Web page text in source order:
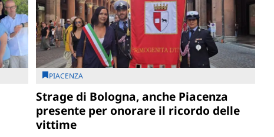
PIACENZA
Strage di Bologna, anche Piacenza
presente per onorare il ricordo delle
vittime